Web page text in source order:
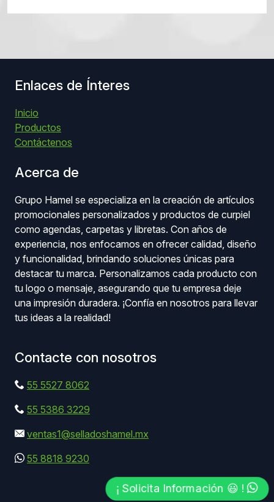
¡ Solicita Información 😃 !
Enlaces de Ínteres
Inicio
Productos
Contáctenos
Acerca de
Grupo Hamel se especializa en la creación de artículos
promocionales personalizados y productos de curpiel
como agendas, carpetas y libretas. Con años de
experiencia, nos enfocamos en ofrecer calidad, diseño
y funcionalidad, brindando soluciones únicas para
destacar tu marca. Personalizamos cada producto con
tu logo o mensaje, asegurando que tu empresa deje
una impresión duradera. ¡Confía en nosotros para llevar
tus ideas a la realidad!
Contacte con nosotros
55 5527 8062
55 5386 3229
ventas1@selladoshamel.mx
55 8818 9230